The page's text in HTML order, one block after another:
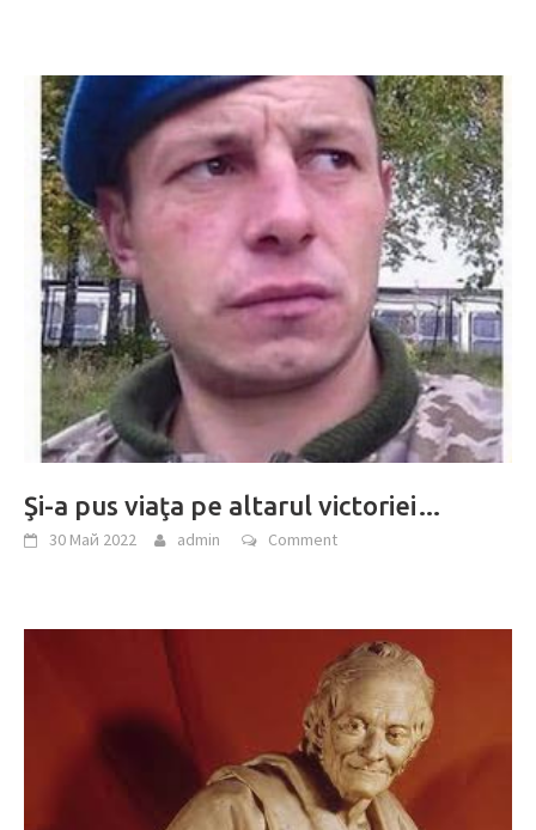
Şi-a pus viaţa pe altarul victoriei…
30 Май 2022 admin Comment